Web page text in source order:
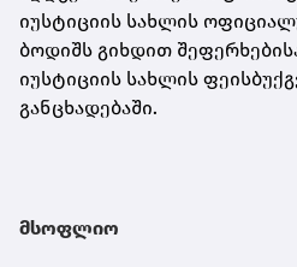
იუსტიციის სახლის
ბოდიშს გიხდით
იუსტიციის სახლის
განცხადებაში.
მსოფლიო